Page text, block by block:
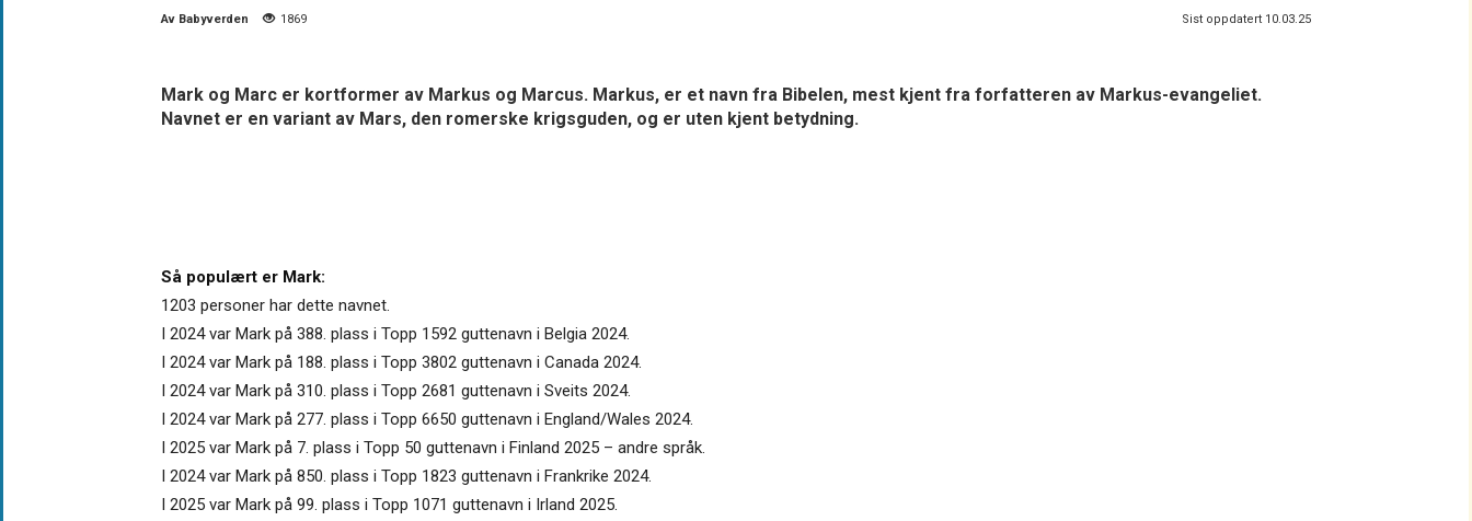
Av Babyverden 1869 Sist oppdatert 10.03.25
Mark og Marc er kortformer av Markus og Marcus. Markus, er et navn fra Bibelen, mest kjent fra forfatteren av Markus-evangeliet.
Navnet er en variant av Mars, den romerske krigsguden, og er uten kjent betydning.
Så populært er Mark:
1203 personer har dette navnet.
I 2024 var Mark på 388. plass i Topp 1592 guttenavn i Belgia 2024.
I 2024 var Mark på 188. plass i Topp 3802 guttenavn i Canada 2024.
I 2024 var Mark på 310. plass i Topp 2681 guttenavn i Sveits 2024.
I 2024 var Mark på 277. plass i Topp 6650 guttenavn i England/Wales 2024.
I 2025 var Mark på 7. plass i Topp 50 guttenavn i Finland 2025 – andre språk.
I 2024 var Mark på 850. plass i Topp 1823 guttenavn i Frankrike 2024.
I 2025 var Mark på 99. plass i Topp 1071 guttenavn i Irland 2025.